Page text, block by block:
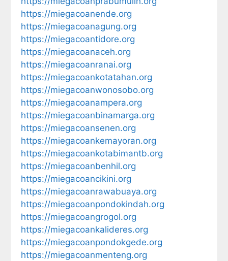
https://miegacoanende.org
https://miegacoanagung.org
https://miegacoantidore.org
https://miegacoanaceh.org
https://miegacoanranai.org
https://miegacoankotatahan.org
https://miegacoanwonosobo.org
https://miegacoanampera.org
https://miegacoanbinamarga.org
https://miegacoansenen.org
https://miegacoankemayoran.org
https://miegacoankotabimantb.org
https://miegacoanbenhil.org
https://miegacoancikini.org
https://miegacoanrawabuaya.org
https://miegacoanpondokindah.org
https://miegacoangrogol.org
https://miegacoankalideres.org
https://miegacoanpondokgede.org
https://miegacoanmenteng.org